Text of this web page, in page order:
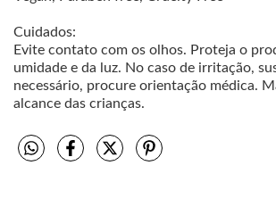
Cuidados:
Evite contato com os olhos. Proteja o
umidade e da luz. No caso de irritação,
necessário, procure orientação médica.
alcance das crianças.